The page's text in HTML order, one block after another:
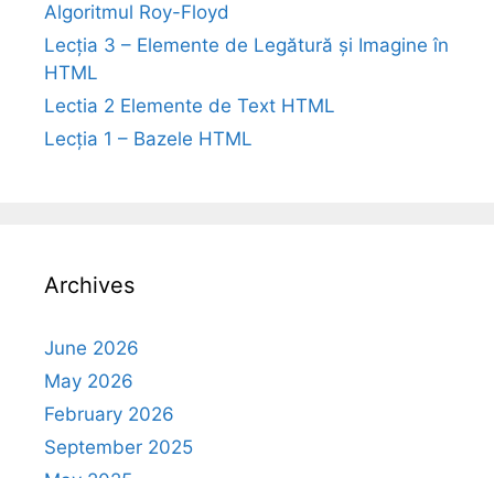
Algoritmul Roy-Floyd
Lecția 3 – Elemente de Legătură și Imagine în
HTML
Lectia 2 Elemente de Text HTML
Lecția 1 – Bazele HTML
Archives
June 2026
May 2026
February 2026
September 2025